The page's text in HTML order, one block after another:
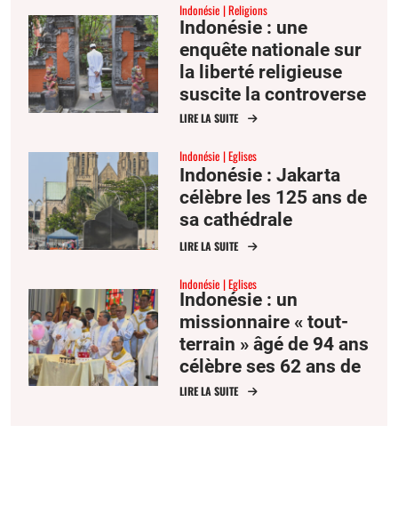
Indonésie Religions
Indonésie : une
enquête nationale sur
la liberté religieuse
suscite la controverse
LIRE LA SUITE
Indonésie Eglises
Indonésie : Jakarta
célèbre les 125 ans de
sa cathédrale
LIRE LA SUITE
Indonésie Eglises
Indonésie : un
missionnaire « tout-
terrain » âgé de 94 ans
célèbre ses 62 ans de
sacerdoce
LIRE LA SUITE